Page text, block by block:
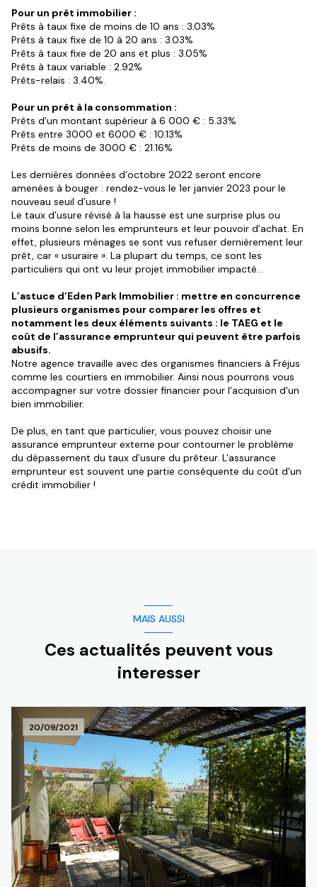
Pour un prêt immobilier :
Prêts à taux fixe de moins de 10 ans : 3.03%
Prêts à taux fixe de 10 à 20 ans : 3.03%
Prêts à taux fixe de 20 ans et plus : 3.05%
Prêts à taux variable : 2.92%
Prêts-relais : 3.40%.
Pour un prêt à la consommation :
Prêts d'un montant supérieur à 6 000 € : 5.33%
Prêts entre 3000 et 6000 € : 10.13%
Prêts de moins de 3000 € : 21.16%
Les dernières données d’octobre 2022 seront encore
amenées à bouger : rendez-vous le 1er janvier 2023 pour le
nouveau seuil d’usure !
Le taux d’usure révisé à la hausse est une surprise plus ou
moins bonne selon les emprunteurs et leur pouvoir d’achat. En
effet, plusieurs ménages se sont vus refuser dernièrement leur
prêt, car « usuraire ». La plupart du temps, ce sont les
particuliers qui ont vu leur projet immobilier impacté…
L’astuce d’Eden Park Immobilier : mettre en concurrence
plusieurs organismes pour comparer les offres et
notamment les deux éléments suivants : le TAEG et le
coût de l’assurance emprunteur qui peuvent être parfois
abusifs.
Notre agence travaille avec des organismes financiers à Fréjus
comme les courtiers en immobilier. Ainsi nous pourrons vous
accompagner sur votre dossier financier pour l'acquision d'un
bien immobilier.
De plus, en tant que particulier, vous pouvez choisir une
assurance emprunteur externe pour contourner le problème
du dépassement du taux d’usure du prêteur. L'assurance
emprunteur est souvent une partie conséquente du coût d'un
crédit immobilier !
MAIS AUSSI
Ces actualités peuvent vous
interesser
20/09/2021